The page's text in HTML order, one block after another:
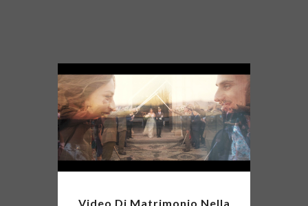
Video Di Matrimonio Nella